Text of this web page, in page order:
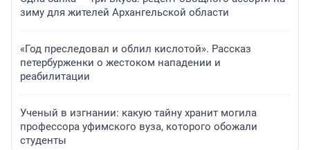
зиму для жителей Архангельской области
«Год преследовал и облил кислотой». Рассказ
петербурженки о жестоком нападении и
реабилитации
Ученый в изгнании: какую тайну хранит могила
профессора уфимского вуза, которого обожали
студенты